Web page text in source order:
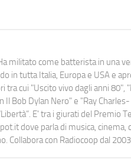
militato come batterista in una
in tutta Italia, Europa e USA e
tra cui "Uscito vivo dagli anni 80",
Il Bob Dylan Nero" e "Ray
E' tra i giurati del Premio
dove parla di musica,
Collabora con Radiocoop dal 2003.